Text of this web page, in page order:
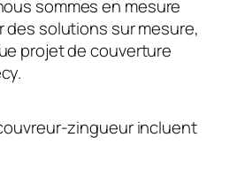
sommes en mesure
des solutions sur mesure,
projet de couverture
zingueur incluent